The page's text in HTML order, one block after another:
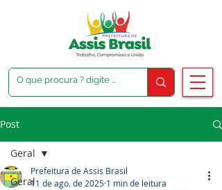
Post
Geral
Geral
Prefeitura de Assis Brasil
11 de ago. de 2025 1 min de leitura